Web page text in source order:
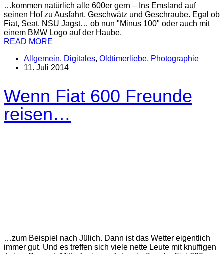
…kommen natürlich alle 600er gern – Ins Emsland auf
seinen Hof zu Ausfahrt, Geschwätz und Geschraube. Egal ob
Fiat, Seat, NSU Jagst… ob nun "Minus 100" oder auch mit
einem BMW Logo auf der Haube.
READ MORE
Allgemein, Digitales, Oldtimerliebe, Photographie
11. Juli 2014
Wenn Fiat 600 Freunde
reisen…
…zum Beispiel nach Jülich. Dann ist das Wetter eigentlich
immer gut. Und es treffen sich viele nette Leute mit knuffigen